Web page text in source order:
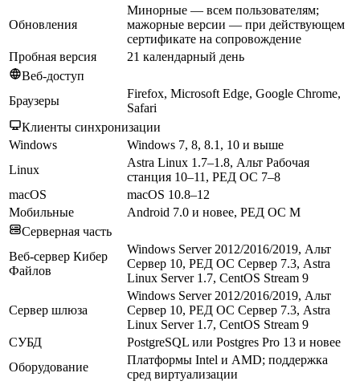
Обновления
Минорные — всем пользователям;
мажорные версии — при действующем
сертификате на сопровождение
Пробная версия
21 календарный день
Веб-доступ
Браузеры
Firefox, Microsoft Edge, Google Chrome,
Safari
Клиенты синхронизации
Windows
Windows 7, 8, 8.1, 10 и выше
Linux
Astra Linux 1.7–1.8, Альт Рабочая
станция 10–11, РЕД ОС 7–8
macOS
macOS 10.8–12
Мобильные
Android 7.0 и новее, РЕД ОС М
Серверная часть
Веб-сервер Кибер
Файлов
Windows Server 2012/2016/2019, Альт
Сервер 10, РЕД ОС Сервер 7.3, Astra
Linux Server 1.7, CentOS Stream 9
Сервер шлюза
Windows Server 2012/2016/2019, Альт
Сервер 10, РЕД ОС Сервер 7.3, Astra
Linux Server 1.7, CentOS Stream 9
СУБД
PostgreSQL или Postgres Pro 13 и новее
Оборудование
Платформы Intel и AMD; поддержка
сред виртуализации